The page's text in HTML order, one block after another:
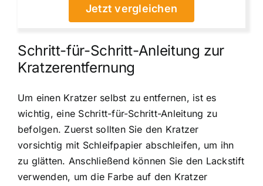
Jetzt vergleichen
Schritt-für-Schritt-Anleitung zur
Kratzerentfernung
Um einen Kratzer selbst zu entfernen, ist es
wichtig, eine Schritt-für-Schritt-Anleitung zu
befolgen. Zuerst sollten Sie den Kratzer
vorsichtig mit Schleifpapier abschleifen, um ihn
zu glätten. Anschließend können Sie den Lackstift
verwenden, um die Farbe auf den Kratzer